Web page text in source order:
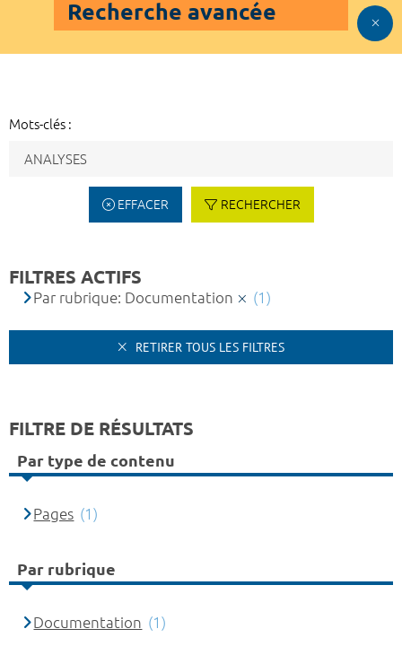
Recherche avancée
Mots-clés :
EFFACER RECHERCHER
FILTRES ACTIFS
Par rubrique: Documentation (1)
RETIRER TOUS LES FILTRES
FILTRE DE RÉSULTATS
Par type de contenu
Pages (1)
Par rubrique
Documentation (1)